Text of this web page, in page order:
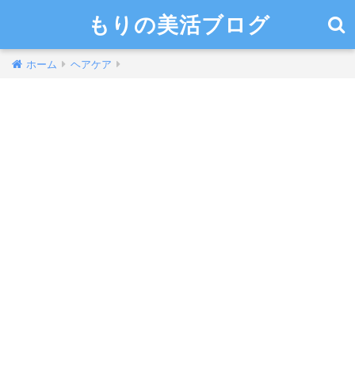
もりの美活ブログ
ホーム ヘアケア